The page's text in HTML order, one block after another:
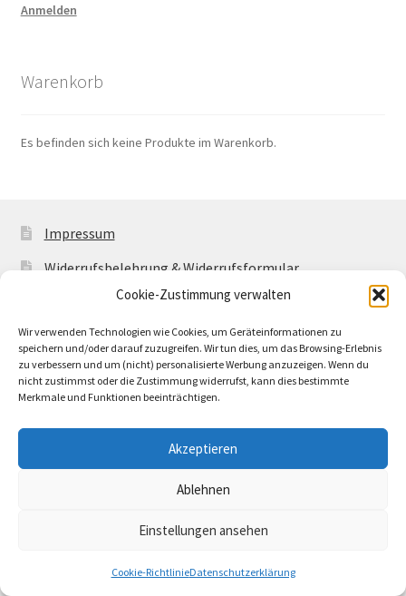
Cookie-Zustimmung verwalten
Wir verwenden Technologien wie Cookies, um Geräteinformationen zu
speichern und/oder darauf zuzugreifen. Wir tun dies, um das Browsing-Erlebnis
zu verbessern und um (nicht) personalisierte Werbung anzuzeigen. Wenn du
nicht zustimmst oder die Zustimmung widerrufst, kann dies bestimmte
Merkmale und Funktionen beeinträchtigen.
Akzeptieren
Ablehnen
Einstellungen ansehen
Cookie-RichtlinieDatenschutzerklärung
Anmelden
Warenkorb
Es befinden sich keine Produkte im Warenkorb.
Impressum
Widerrufsbelehrung & Widerrufsformular
Allgemeine Geschäftsbedingungen mit
Cookie-Richtlinie (EU)
© Buntwerkstatt Shop 2026
Erstellt mit WooCommerce